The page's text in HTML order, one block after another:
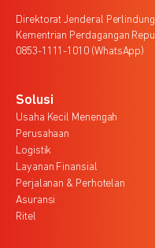
Direktorat Jenderal
Kementrian Perdagangan
0853-1111-1010 (WhatsApp)
Solusi
Usaha Kecil Menengah
Perusahaan
Logistik
Layanan Finansial
Perjalanan & Perhotelan
Asuransi
Ritel